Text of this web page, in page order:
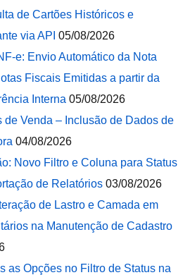
de Cartões Históricos e
via API 05/08/2026
e: Envio Automático da Nota
Fiscais Emitidas a partir da
Interna 05/08/2026
de Venda – Inclusão de Dados de
04/08/2026
Novo Filtro e Coluna para Status
de Relatórios 03/08/2026
de Lastro e Camada em
na Manutenção de Cadastro
as Opções no Filtro de Status na